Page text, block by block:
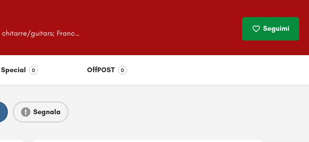
Luca Franceschi: voce/lead vocals, basso/bass; Gaetano Piermatteo: chitarre/guitars; Francesco Presutti: batteria/drums; Costantino Caroppo: tastiere/keyboards. Seguimi
Special 0 OffPOST 0
Segnala